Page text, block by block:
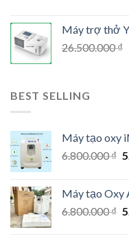
Máy trợ thở
26.500.000₫
BEST SELLING
Máy tạo oxy
6.800.000₫
Máy tạo Oxy
6.800.000₫